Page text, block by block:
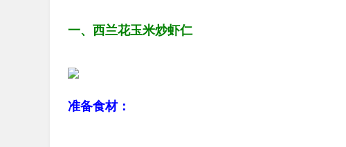
一、西兰花玉米炒虾仁
准备食材：